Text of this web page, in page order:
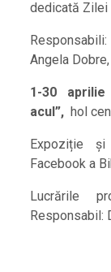
dedicată Zilei
Angela
1-30
acul”, hol
Expoziție
Facebook a
Lucrările
Responsabil: